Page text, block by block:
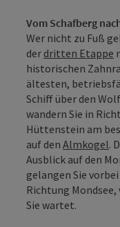
Vom Schafberg
Wer nicht zu Fuß
der dritten Etappe
historischen
ältesten,
Schiff über den
wandern Sie in
Hüttenstein am
auf den Almkogel.
Ausblick auf den
gelangen Sie
Richtung
Sie wartet.